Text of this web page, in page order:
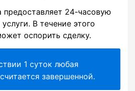
предоставляет 24-часовую
В течение этого
оспорить сделку.
1 суток любая
завершенной.